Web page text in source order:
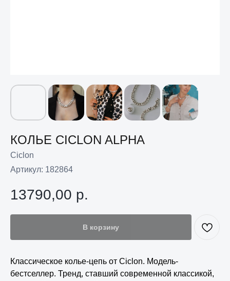
КОЛЬЕ CICLON ALPHA
Ciclon
Артикул: 182864
13790,00 р.
В корзину
Классическое колье-цепь от Ciclon. Модель-
бестселлер. Тренд, ставший современной классикой,